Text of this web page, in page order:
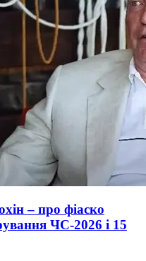
– про фіаско
ЧС-2026 і 15